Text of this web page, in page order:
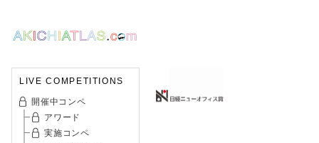
LIVE COMPETITIONS
開催中コンペ
アワード
実施コンペ